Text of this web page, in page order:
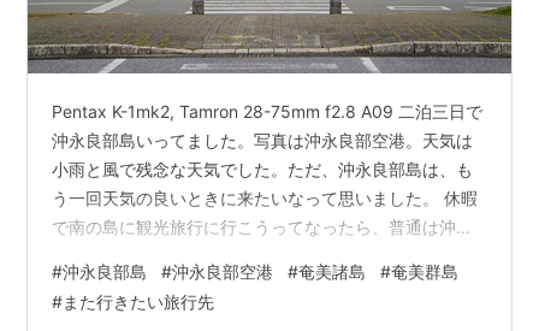
Pentax K-1mk2, Tamron 28-75mm f2.8 A09 二泊三日で
沖永良部島いってました。写真は沖永良部空港。天気は
小雨と風で残念な天気でした。ただ、沖永良部島は、も
う一回天気の良いときに来たいなって思いました。 休暇
で南の島に観光旅行に行こうってなったら、普通は沖縄
し、同じ奄美諸島なら奄美大島か与論島だよな。沖永良
部って選択肢はそうとう低くなるのではなかろうか？ 今
#沖永良部島 #沖永良部空港 #奄美諸島 #奄美群島
#また行きたい旅行先